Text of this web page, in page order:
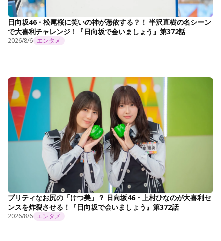
日向坂46・松尾桜に笑いの神が憑依する？！ 半沢直樹の名シーン
で大喜利チャレンジ！『日向坂で会いましょう』第372話
2026/8/6 エンタメ
プリティなお尻の「けつ美」？ 日向坂46・上村ひなのが大喜利セ
ンスを炸裂させる！『日向坂で会いましょう』第372話
2026/8/6 エンタメ